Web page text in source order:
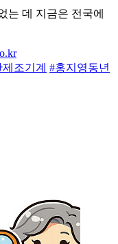
는 데 지금은 전국에
조기계 #홍지영동년